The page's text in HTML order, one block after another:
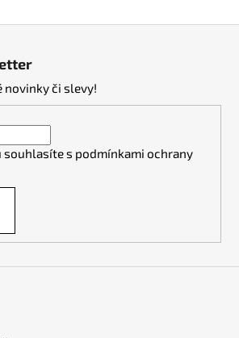
novinky či slevy!
souhlasíte s podmínkami ochrany